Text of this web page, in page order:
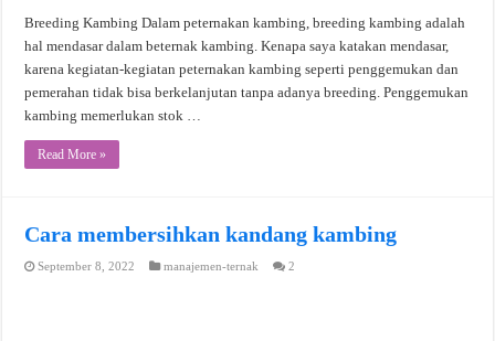
Breeding Kambing Dalam peternakan kambing, breeding kambing adalah
hal mendasar dalam beternak kambing. Kenapa saya katakan mendasar,
karena kegiatan-kegiatan peternakan kambing seperti penggemukan dan
pemerahan tidak bisa berkelanjutan tanpa adanya breeding. Penggemukan
kambing memerlukan stok …
Read More »
Cara membersihkan kandang kambing
September 8, 2022 manajemen-ternak 2